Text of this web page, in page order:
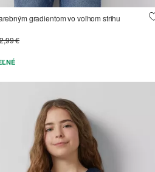
gradientom vo voľnom strihu
€